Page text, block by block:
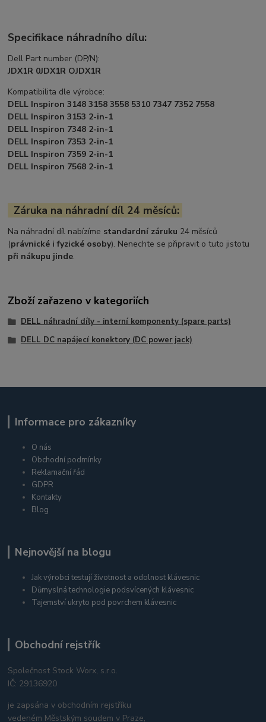
Specifikace náhradního dílu:
Dell Part number (DP/N):
JDX1R 0JDX1R OJDX1R
Kompatibilita dle výrobce:
DELL Inspiron 3148 3158 3558 5310 7347 7352 7558
DELL Inspiron 3153 2-in-1
DELL Inspiron 7348 2-in-1
DELL Inspiron 7353 2-in-1
DELL Inspiron 7359 2-in-1
DELL Inspiron 7568 2-in-1
Záruka na náhradní díl 24 měsíců:
Na náhradní díl nabízíme standardní záruku 24 měsíců
(právnické i fyzické osoby). Nenechte se připravit o tuto jistotu
při nákupu jinde.
Zboží zařazeno v kategoriích
DELL náhradní díly - interní komponenty (spare parts)
DELL DC napájecí konektory (DC power jack)
Informace pro zákazníky
O nás
Obchodní podmínky
Reklamační řád
GDPR
Kontakty
Blog
Nejnovější na blogu
Jak výrobci testují životnost a odolnost klávesnic
Důmyslná technologie podsvícených klávesnic
Tajemství ukryto pod povrchem klávesnic
Obchodní rejstřík
Společnost Stock Worx, s.r.o.
IČ: 29136920
je zapsána v obchodním rejstříku
vedeném Městským soudem v Praze,